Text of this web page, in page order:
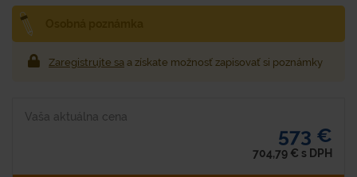
Zaregistrujte sa a získate možnosť zapisovať si poznámky
Vaša aktuálna cena
573 €
704,79 € s DPH